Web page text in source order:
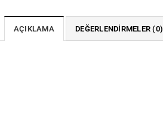
AÇIKLAMA DEĞERLENDIRMELER (0)